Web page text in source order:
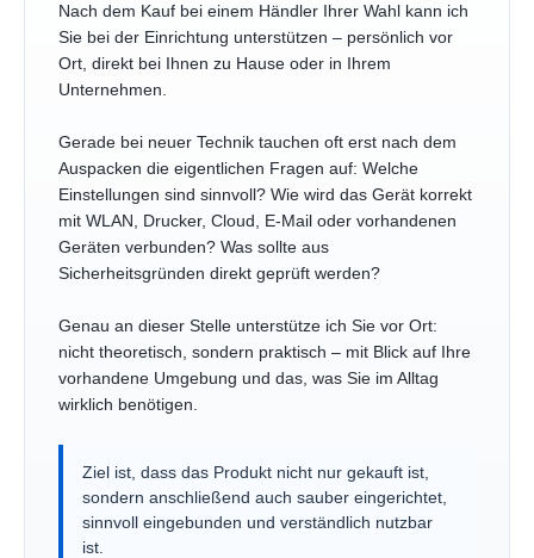
Nach dem Kauf bei einem Händler Ihrer Wahl kann ich
Sie bei der Einrichtung unterstützen – persönlich vor
Ort, direkt bei Ihnen zu Hause oder in Ihrem
Unternehmen.
Gerade bei neuer Technik tauchen oft erst nach dem
Auspacken die eigentlichen Fragen auf: Welche
Einstellungen sind sinnvoll? Wie wird das Gerät korrekt
mit WLAN, Drucker, Cloud, E-Mail oder vorhandenen
Geräten verbunden? Was sollte aus
Sicherheitsgründen direkt geprüft werden?
Genau an dieser Stelle unterstütze ich Sie vor Ort:
nicht theoretisch, sondern praktisch – mit Blick auf Ihre
vorhandene Umgebung und das, was Sie im Alltag
wirklich benötigen.
Ziel ist, dass das Produkt nicht nur gekauft ist,
sondern anschließend auch sauber eingerichtet,
sinnvoll eingebunden und verständlich nutzbar
ist.